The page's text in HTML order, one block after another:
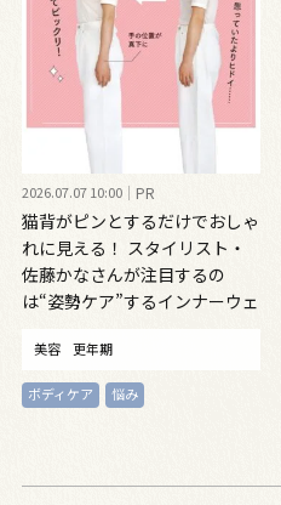
2026.07.07 10:00 PR
猫背がピンとするだけでおしゃ
れに見える！ スタイリスト・
佐藤かなさんが注目するの
は“姿勢ケア”するインナーウェ
美容 更年期
ボディケア 悩み